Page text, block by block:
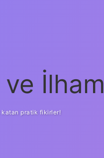
İlham
katan pratik fikirler!